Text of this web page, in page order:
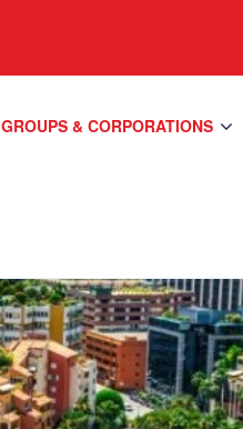
GROUPS & CORPORATIONS